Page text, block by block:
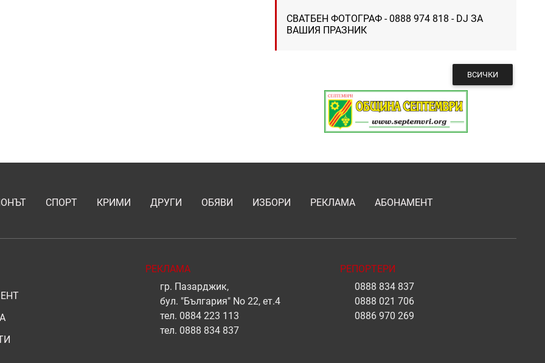
СВАТБЕН ФОТОГРАФ - 0888 974 818 - DJ ЗА
ВАШИЯ ПРАЗНИК
ВСИЧКИ
СПОРТ КРИМИ ДРУГИ ОБЯВИ ИЗБОРИ РЕКЛАМА АБОНАМЕНТ
РЕКЛАМА
гр. Пазарджик,
бул. "България" No 22, ет.4
тел. 0884 223 113
тел. 0888 834 837
РЕПОРТЕРИ
0888 834 837
0888 021 706
0886 970 269